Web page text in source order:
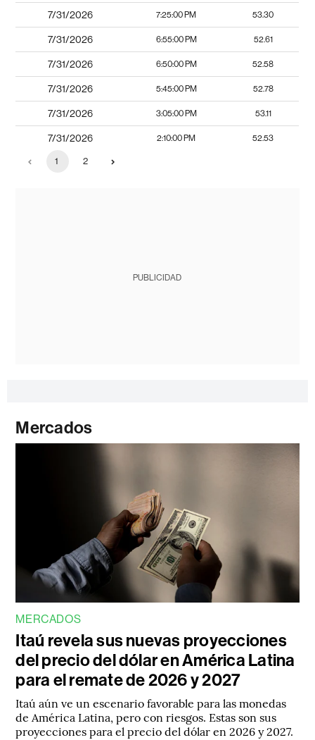
7/31/2026 7:25:00 PM 53.30
7/31/2026 6:55:00 PM 52.61
7/31/2026 6:50:00 PM 52.58
7/31/2026 5:45:00 PM 52.78
7/31/2026 3:05:00 PM 53.11
7/31/2026 2:10:00 PM 52.53
1 2
PUBLICIDAD
Mercados
MERCADOS
Itaú revela sus nuevas proyecciones
del precio del dólar en América Latina
para el remate de 2026 y 2027
Itaú aún ve un escenario favorable para las monedas
de América Latina, pero con riesgos. Estas son sus
proyecciones para el precio del dólar en 2026 y 2027.